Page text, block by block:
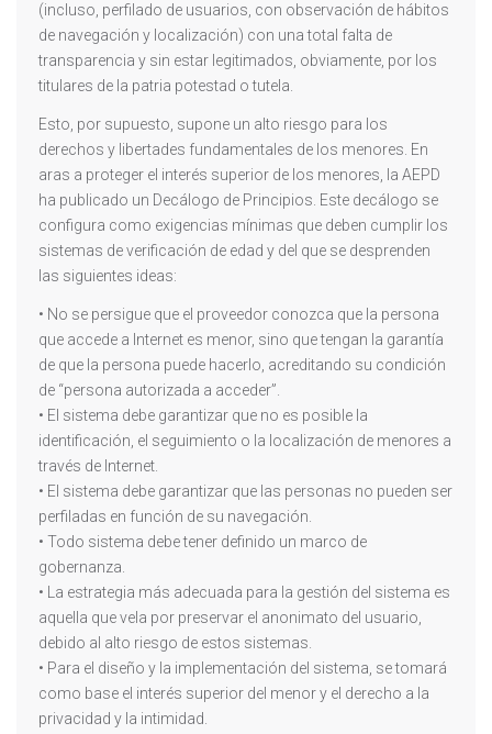
(incluso, perfilado de usuarios, con observación de hábitos
de navegación y localización) con una total falta de
transparencia y sin estar legitimados, obviamente, por los
titulares de la patria potestad o tutela.
Esto, por supuesto, supone un alto riesgo para los
derechos y libertades fundamentales de los menores. En
aras a proteger el interés superior de los menores, la AEPD
ha publicado un Decálogo de Principios. Este decálogo se
configura como exigencias mínimas que deben cumplir los
sistemas de verificación de edad y del que se desprenden
las siguientes ideas:
• No se persigue que el proveedor conozca que la persona
que accede a Internet es menor, sino que tengan la garantía
de que la persona puede hacerlo, acreditando su condición
de “persona autorizada a acceder”.
• El sistema debe garantizar que no es posible la
identificación, el seguimiento o la localización de menores a
través de Internet.
• El sistema debe garantizar que las personas no pueden ser
perfiladas en función de su navegación.
• Todo sistema debe tener definido un marco de
gobernanza.
• La estrategia más adecuada para la gestión del sistema es
aquella que vela por preservar el anonimato del usuario,
debido al alto riesgo de estos sistemas.
• Para el diseño y la implementación del sistema, se tomará
como base el interés superior del menor y el derecho a la
privacidad y la intimidad.